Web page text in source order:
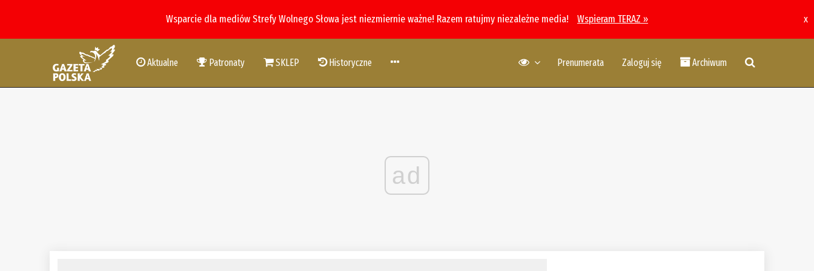
Wsparcie dla mediów Strefy Wolnego Słowa jest niezmiernie ważne! Razem ratujmy niezależne media! Wspieram TERAZ » x
Aktualne Patronaty SKLEP Historyczne Prenumerata Zaloguj się Archiwum
ad